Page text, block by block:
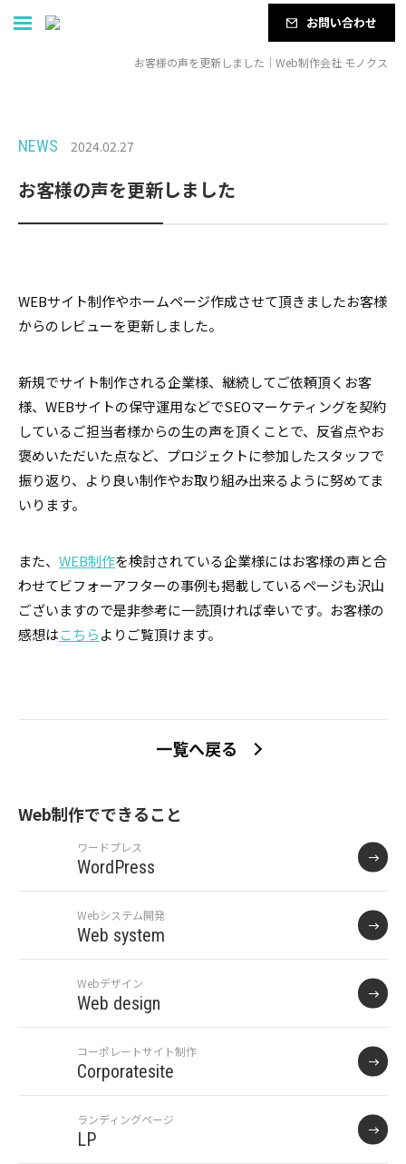
お問い合わせ
お客様の声を更新しました｜Web制作会社 モノクス
NEWS 2024.02.27
お客様の声を更新しました
WEBサイト制作やホームページ作成させて頂きましたお客様
からのレビューを更新しました。
新規でサイト制作される企業様、継続してご依頼頂くお客
様、WEBサイトの保守運用などでSEOマーケティングを契約
しているご担当者様からの生の声を頂くことで、反省点やお
褒めいただいた点など、プロジェクトに参加したスタッフで
振り返り、より良い制作やお取り組み出来るように努めてま
いります。
また、 WEB制作を検討されている企業様にはお客様の声と合
わせてビフォーアフターの事例も掲載しているページも沢山
ございますので是非参考に一読頂ければ幸いです。お客様の
感想はこちらよりご覧頂けます。
一覧へ戻る
Web制作でできること
ワードプレス
WordPress
Webシステム開発
Web system
Webデザイン
Web design
コーポレートサイト制作
Corporatesite
ランディングページ
LP